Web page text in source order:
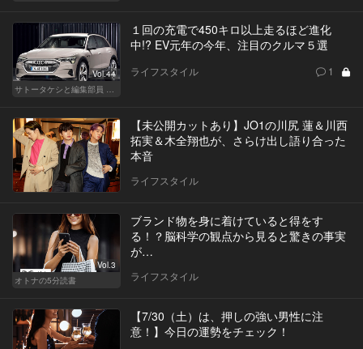
Vol.44
サトータケシと編集部員 船山の"CAR GENTSへの道"
１回の充電で450キロ以上走るほど進化
中!? EV元年の今年、注目のクルマ５選
ライフスタイル 1
【未公開カットあり】JO1の川尻 蓮＆川西
拓実＆木全翔也が、さらけ出し語り合った
本音
ライフスタイル
Vol.3
オトナの5分読書
ブランド物を身に着けていると得をす
る！？脳科学の観点から見ると驚きの事実
が…
ライフスタイル
【7/30（土）は、押しの強い男性に注
意！】今日の運勢をチェック！